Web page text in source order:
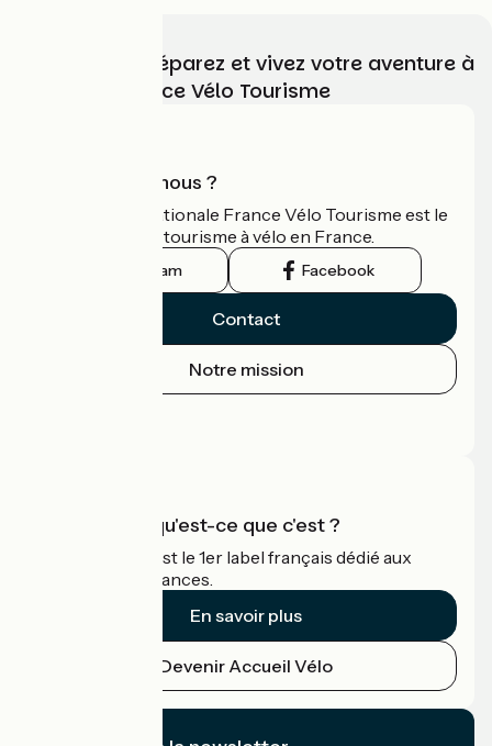
Choisissez, préparez et vivez votre aventure à
vélo avec France Vélo Tourisme
Qui sommes-nous ?
L'association nationale France Vélo Tourisme est le
guide officiel du tourisme à vélo en France.
Instagram Facebook
Contact
Notre mission
Accueil Vélo qu'est-ce que c'est ?
Accueil Vélo c'est le 1er label français dédié aux
cyclistes en vacances.
En savoir plus
Devenir Accueil Vélo